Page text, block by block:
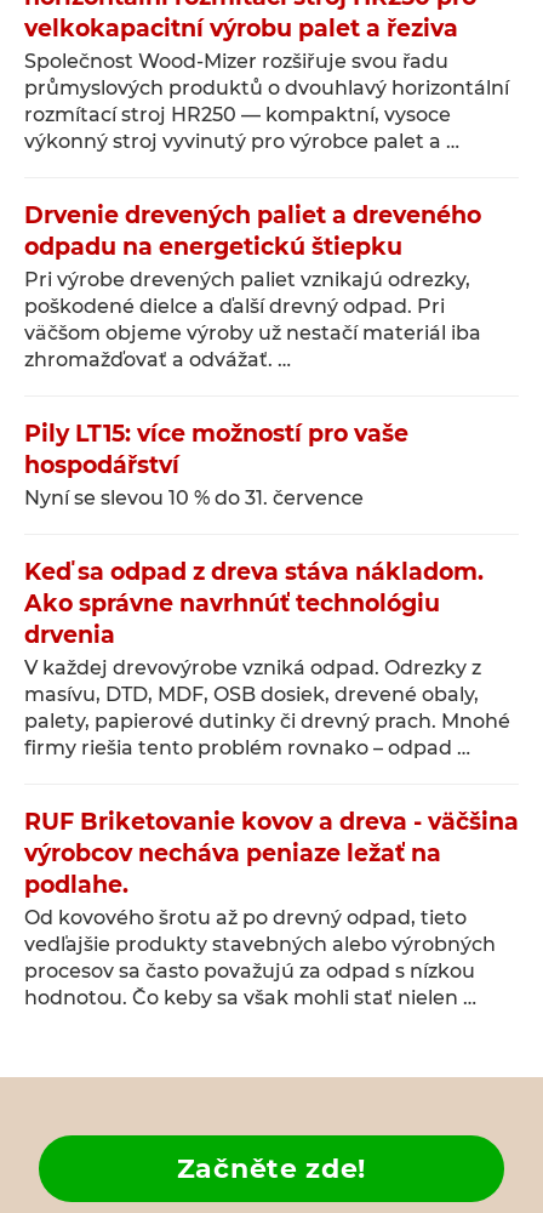
velkokapacitní výrobu palet a řeziva
Společnost Wood-Mizer rozšiřuje svou řadu
průmyslových produktů o dvouhlavý horizontální
rozmítací stroj HR250 — kompaktní, vysoce
výkonný stroj vyvinutý pro výrobce palet a …
Drvenie drevených paliet a dreveného
odpadu na energetickú štiepku
Pri výrobe drevených paliet vznikajú odrezky,
poškodené dielce a ďalší drevný odpad. Pri
väčšom objeme výroby už nestačí materiál iba
zhromažďovať a odvážať. …
Pily LT15: více možností pro vaše
hospodářství
Nyní se slevou 10 % do 31. července
Keď sa odpad z dreva stáva nákladom.
Ako správne navrhnúť technológiu
drvenia
V každej drevovýrobe vzniká odpad. Odrezky z
masívu, DTD, MDF, OSB dosiek, drevené obaly,
palety, papierové dutinky či drevný prach. Mnohé
firmy riešia tento problém rovnako – odpad …
RUF Briketovanie kovov a dreva - väčšina
výrobcov necháva peniaze ležať na
podlahe.
Od kovového šrotu až po drevný odpad, tieto
vedľajšie produkty stavebných alebo výrobných
procesov sa často považujú za odpad s nízkou
hodnotou. Čo keby sa však mohli stať nielen …
Začněte zde!